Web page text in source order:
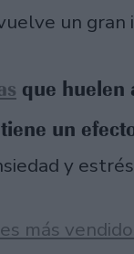
un
que huelen
un
y
más